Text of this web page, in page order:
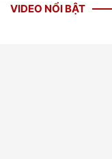
VIDEO NỔI BẬT